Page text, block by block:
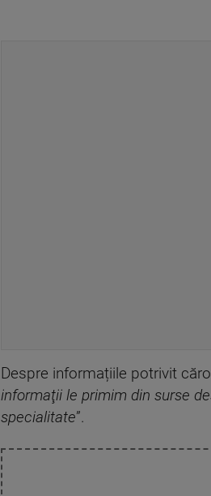
Despre informațiile potrivit
informaţii le primim din surse
specialitate”.